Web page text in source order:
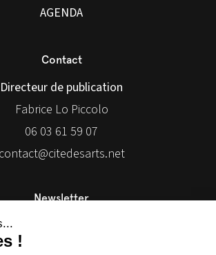
AGENDA
Contact
Directeur de publication
Fabrice Lo Piccolo
06 03 61 59 07
contact@citedesarts.net
Newsletter